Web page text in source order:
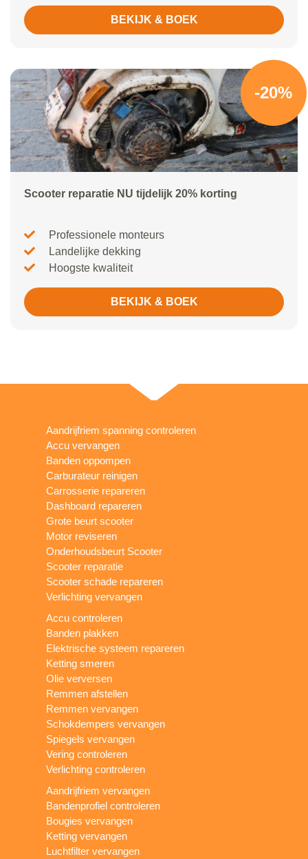
BEKIJK & BOEK
-20%
Scooter reparatie NU tijdelijk 20% korting
Professionele monteurs
Landelijke dekking
Hoogste kwaliteit
BEKIJK & BOEK
Aandrijfriem spanning controleren
Accu vervangen
Banden oppompen
Carburateur reinigen
Carrosserie repareren
Dashboard repareren
Grote beurt scooter
Motor reviseren
Onderhoudsbeurt Scooter
Scooter reparatie
Scooter schade repareren
Verlichting vervangen
Accu controleren
Banden plakken
Elektrische systeem repareren
Ketting smeren
Olie verversen
Remmen afstellen
Remmen vervangen
Schokdempers vervangen
Spiegels vervangen
Vering controleren
Verlichting controleren
Aandrijfriem vervangen
Bandenprofiel controleren
Bougies vervangen
Ketting vervangen
Luchtfilter vervangen